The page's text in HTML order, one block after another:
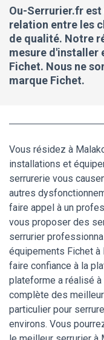
Ou-Serrurier.fr
relation entre les
de qualité. Notre
mesure d'installer
Fichet. Nous ne
marque Fichet.
Vous résidez à
installations et
serrurerie vous
autres
faire appel à un
vous proposer des
serrurier
équipements Fichet
faire confiance à la
plateforme a réalisé
complète des
particulier pour
environs. Vous